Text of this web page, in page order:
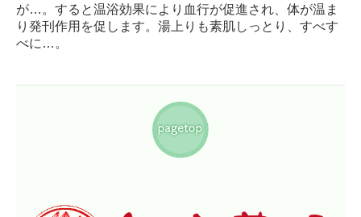
が…。すると温浴効果により血行が促進され、体が温ま
り発刊作用を促します。湯上りも素肌しっとり、すべす
べに…。